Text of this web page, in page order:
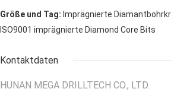
Größe und Tag: Imprägnierte
ISO9001 imprägnierte Diamond Core Bits
Kontaktdaten
HUNAN MEGA DRILLTECH CO., LTD.